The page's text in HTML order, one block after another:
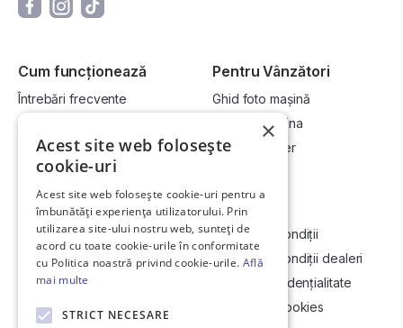
Cum funcționează
Întrebări frecvente
Cum vând la licitație?
Pentru Vânzători
Ghid foto mașină
Vinde-ți mașina
Devino dealer
Link-uri utile
Informații utile vizionare
Contact
Soluționarea Online a litigiilor
ANCP
Compania
Termeni și condiții
Termeni și condiții dealeri
Politică confidențialitate
Politica de cookies
×
Acest site web folosește
cookie-uri
Acest site web folosește cookie-uri pentru a
îmbunătăți experiența utilizatorului. Prin
utilizarea site-ului nostru web, sunteți de
acord cu toate cookie-urile în conformitate
cu Politica noastră privind cookie-urile. Află
mai multe
STRICT NECESARE